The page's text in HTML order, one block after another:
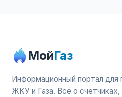
МойГаз
Информационный портал
ЖКУ и Газа. Все о счетчиках,